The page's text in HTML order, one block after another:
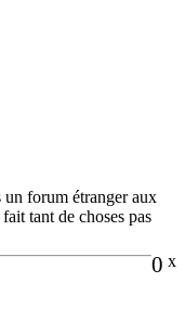
un forum étranger aux
tant de choses pas
0 x